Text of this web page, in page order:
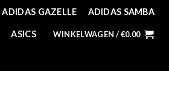
ADIDAS GAZELLE ADIDAS SAMBA
ASICS WINKELWAGEN /€0.00